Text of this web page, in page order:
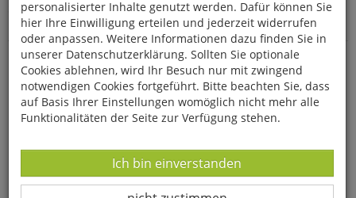
Startseite Schönes & Dekoratives
Uhren & Schmuck
Schmuck
Lapislazuli-Armband
personalisierter Inhalte genutzt werden. Dafür können Sie
hier Ihre Einwilligung erteilen und jederzeit widerrufen
oder anpassen. Weitere Informationen dazu finden Sie in
unserer Datenschutzerklärung. Sollten Sie optionale
Cookies ablehnen, wird Ihr Besuch nur mit zwingend
notwendigen Cookies fortgeführt. Bitte beachten Sie, dass
auf Basis Ihrer Einstellungen womöglich nicht mehr alle
Funktionalitäten der Seite zur Verfügung stehen.
Datenverarbeitung -
Ich bin einverstanden